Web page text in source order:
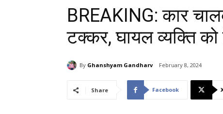
BREAKING: कार
टक्कर, घायल व्यक्ति को
By Ghanshyam Gandharv February 8, 2024
Share Facebook